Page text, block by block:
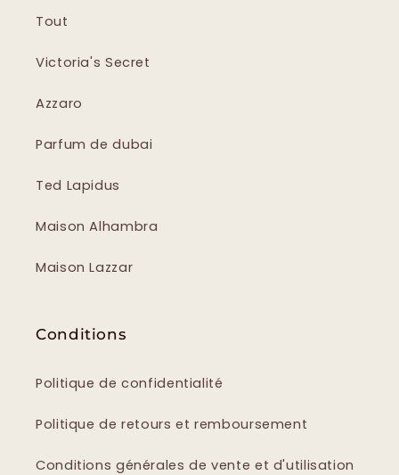
Tout
Victoria's Secret
Azzaro
Parfum de dubai
Ted Lapidus
Maison Alhambra
Maison Lazzar
Conditions
Politique de confidentialité
Politique de retours et remboursement
Conditions générales de vente et d'utilisation